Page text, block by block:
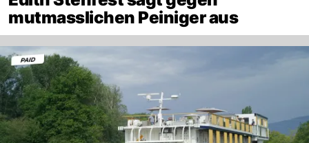
mutmasslichen Peiniger aus